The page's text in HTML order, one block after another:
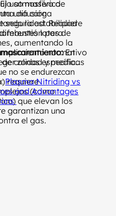
atmosférico
difusión
la estabilidad
lotes de
En
zonas específicas
no se endurezcan
requiere
(como
que elevan los
garantizan una
el gas.
El uso masivo de
una carga
seguridad. Requiere
para
aumentando la
normativo
calidad y medio
Plasma Nitriding vs
and Advantages